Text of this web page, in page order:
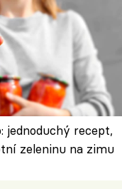
jednoduchý recept,
zeleninu na zimu